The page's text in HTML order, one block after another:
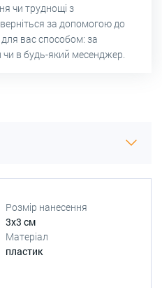
чи труднощі з
за допомогою до
вас способом: за
в будь-який месенджер.
Розмір нанесення
3x3 см
Матеріал
пластик